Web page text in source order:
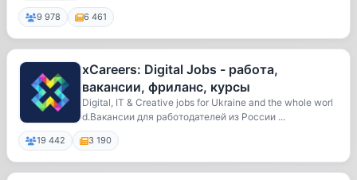
а...
9 978 6 461
xCareers: Digital Jobs - работа,
вакансии, фриланс, курсы
Digital, IT & Creative jobs for Ukraine and the whole worl
d.Вакансии для работодателей из России ...
19 442 3 190